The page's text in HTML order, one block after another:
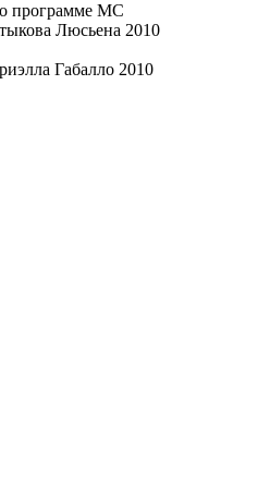
программе МС
Люсьена 2010
Габалло 2010